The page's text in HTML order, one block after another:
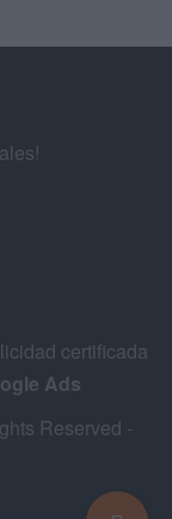
certificada
Ads
Reserved -